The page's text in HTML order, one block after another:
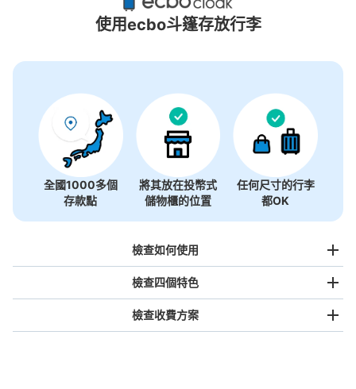
7個投幣式置物櫃
使用ecbo斗篷存放行李
全國1000多個
存款點
將其放在投幣式
儲物櫃的位置
任何尺寸的行李
都OK
檢查如何使用
檢查四個特色
檢查收費方案